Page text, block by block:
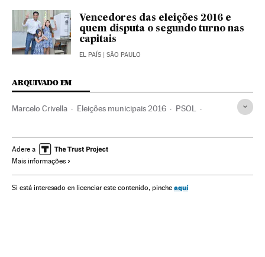
Vencedores das eleições 2016 e
quem disputa o segundo turno nas
capitais
EL PAÍS | SÃO PAULO
ARQUIVADO EM
Marcelo Crivella Eleições municipais 2016 PSOL
Eleições Brasil Resultados eleitorais
Estado Rio de Janeiro
Eleições Governo municipal Política municipal
Adere a
Mais informações
Si está interesado en licenciar este contenido, pinche aquí